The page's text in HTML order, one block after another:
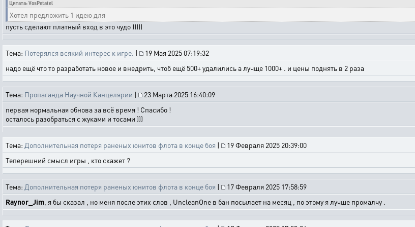
Цитата: VosPetatel
Хотел предложить 1 идею для
пусть сделают платный вход в это чудо )))))
Тема: Потерялся всякий интерес к игре. | 19 Мая 2025 07:19:32
надо ещё что то разработать новое и внедрить, чтоб ещё 500+ удалились а лучще 1000+ . и цены поднять в 2 раза
Тема: Пропаганда Научной Канцелярии | 23 Марта 2025 16:40:09
первая нормальная обнова за всё время ! Спасибо !
осталось разобраться с жуками и тосами )))
Тема: Дополнительная потеря раненых юнитов флота в конце боя | 19 Февраля 2025 20:39:00
Теперешний смысл игры , кто скажет ?
Тема: Дополнительная потеря раненых юнитов флота в конце боя | 17 Февраля 2025 17:58:59
Raynor_Jim , я бы сказал , но меня после этих слов , UncleanOne в бан посылает на месяц , по этому я лучше промалчу .